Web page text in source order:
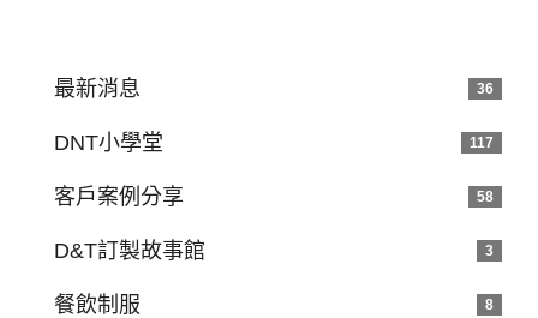
最新消息 36
DNT小學堂 117
客戶案例分享 58
D&T訂製故事館 3
餐飲制服 8